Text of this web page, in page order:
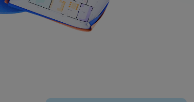
IA de EdrawMind
Creador de IA para
mapa mental.